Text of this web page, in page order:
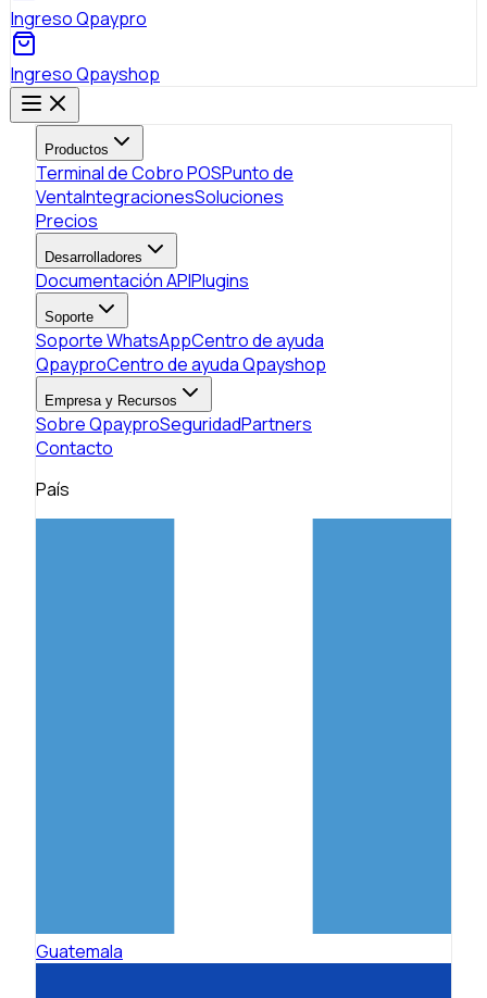
Ingreso Qpaypro
Ingreso Qpayshop
Productos
Terminal de Cobro POSPunto de
VentaIntegracionesSoluciones
Precios
Desarrolladores
Documentación APIPlugins
Soporte
Soporte WhatsAppCentro de ayuda
QpayproCentro de ayuda Qpayshop
Empresa y Recursos
Sobre QpayproSeguridadPartners
Contacto
País
Guatemala